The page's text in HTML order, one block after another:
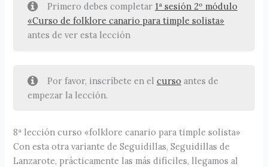
Primero debes completar 1ª sesión 2º módulo
«Curso de folklore canario para timple solista»
antes de ver esta lección
Por favor, inscríbete en el curso antes de
empezar la lección.
8ª lección curso «folklore canario para timple solista»
Con esta otra variante de Seguidillas, Seguidillas de
Lanzarote, prácticamente las más difíciles, llegamos al